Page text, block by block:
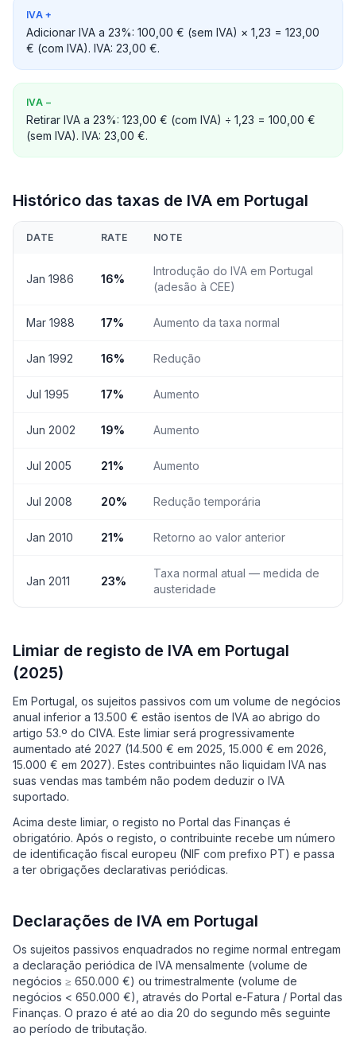
IVA+
Adicionar IVA a 23%: 100,00 € (sem IVA) × 1,23 = 123,00
€ (com IVA). IVA: 23,00 €.
IVA−
Retirar IVA a 23%: 123,00 € (com IVA) ÷ 1,23 = 100,00 €
(sem IVA). IVA: 23,00 €.
Histórico das taxas de IVA em Portugal
DATE RATE NOTE
Jan 1986 16%
Introdução do IVA em Portugal
(adesão à CEE)
Mar 1988 17% Aumento da taxa normal
Jan 1992 16% Redução
Jul 1995 17% Aumento
Jun 2002 19% Aumento
Jul 2005 21% Aumento
Jul 2008 20% Redução temporária
Jan 2010 21% Retorno ao valor anterior
Jan 2011 23%
Taxa normal atual — medida de
austeridade
Limiar de registo de IVA em Portugal
(2025)
Em Portugal, os sujeitos passivos com um volume de negócios
anual inferior a 13.500 € estão isentos de IVA ao abrigo do
artigo 53.º do CIVA. Este limiar será progressivamente
aumentado até 2027 (14.500 € em 2025, 15.000 € em 2026,
15.000 € em 2027). Estes contribuintes não liquidam IVA nas
suas vendas mas também não podem deduzir o IVA
suportado.
Acima deste limiar, o registo no Portal das Finanças é
obrigatório. Após o registo, o contribuinte recebe um número
de identificação fiscal europeu (NIF com prefixo PT) e passa
a ter obrigações declarativas periódicas.
Declarações de IVA em Portugal
Os sujeitos passivos enquadrados no regime normal entregam
a declaração periódica de IVA mensalmente (volume de
negócios ≥ 650.000 €) ou trimestralmente (volume de
negócios < 650.000 €), através do Portal e-Fatura / Portal das
Finanças. O prazo é até ao dia 20 do segundo mês seguinte
ao período de tributação.